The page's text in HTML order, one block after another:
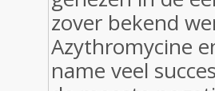
zover bekend
Azythromycine
name veel